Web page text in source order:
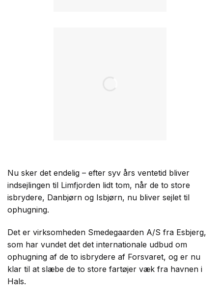
Nu sker det endelig – efter syv års ventetid bliver
indsejlingen til Limfjorden lidt tom, når de to store
isbrydere, Danbjørn og Isbjørn, nu bliver sejlet til
ophugning.
Det er virksomheden Smedegaarden A/S fra Esbjerg,
som har vundet det det internationale udbud om
ophugning af de to isbrydere af Forsvaret, og er nu
klar til at slæbe de to store fartøjer væk fra havnen i
Hals.